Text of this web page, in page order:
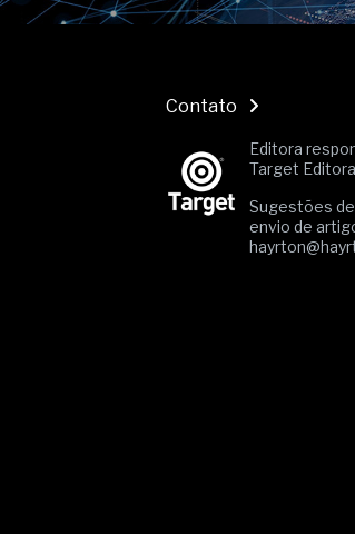
Contato
Editora
Target
Sugestões
envio de